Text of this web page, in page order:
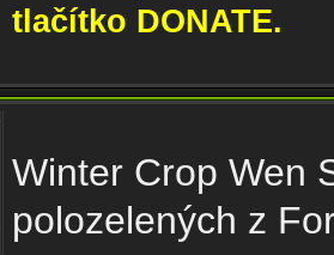
tlačítko DONATE.
Winter Crop Wen
polozelených z